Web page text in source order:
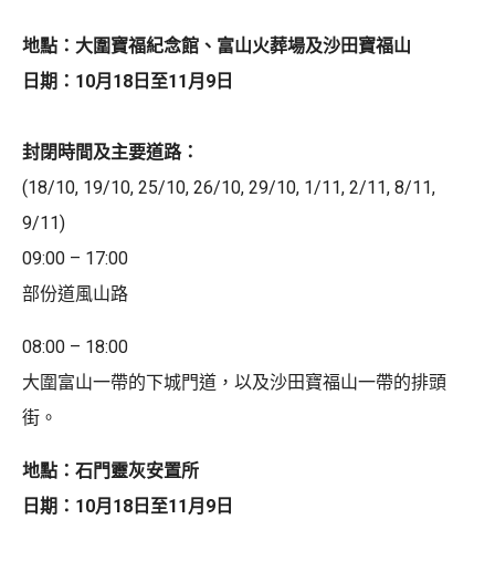
地點：大圍寶福紀念館、富山火葬場及沙田寶福山
日期：10月18日至11月9日
封閉時間及主要道路：
(18/10, 19/10, 25/10, 26/10, 29/10, 1/11, 2/11, 8/11,
9/11)
09:00 – 17:00
部份道風山路
08:00 – 18:00
大圍富山一帶的下城門道，以及沙田寶福山一帶的排頭
街。
地點：石門靈灰安置所
日期：10月18日至11月9日